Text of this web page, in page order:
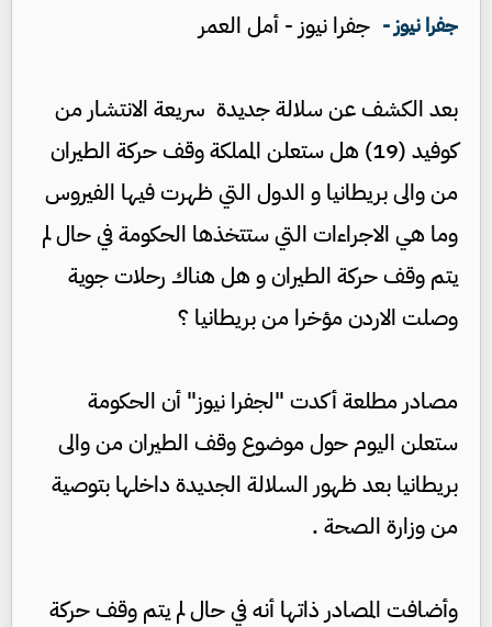
جفرا نيوز - جفرا نيوز - أمل العمر
بعد الكشف عن سلالة جديدة سريعة الانتشار من
كوفيد (19) هل ستعلن المملكة وقف حركة الطيران
من والى بريطانيا و الدول التي ظهرت فيها الفيروس
وما هي الاجراءات التي ستتخذها الحكومة في حال لم
يتم وقف حركة الطيران و هل هناك رحلات جوية
وصلت الاردن مؤخرا من بريطانيا ؟
مصادر مطلعة أكدت "لجفرا نيوز" أن الحكومة
ستعلن اليوم حول موضوع وقف الطيران من والى
بريطانيا بعد ظهور السلالة الجديدة داخلها بتوصية
من وزارة الصحة .
وأضافت المصادر ذاتها أنه في حال لم يتم وقف حركة